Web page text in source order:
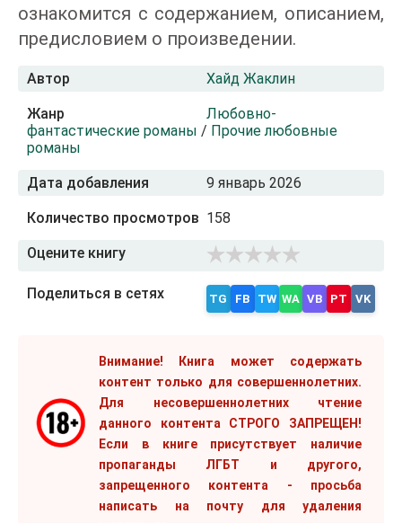
ознакомится с содержанием, описанием,
предисловием о произведении.
Автор Хайд Жаклин
Жанр
Любовно-
фантастические романы / Прочие любовные
романы
Дата добавления 9 январь 2026
Количество просмотров 158
Оцените книгу
Поделиться в сетях TG FB TW WA VB PT VK
Внимание! Книга может содержать
контент только для совершеннолетних.
Для несовершеннолетних чтение
данного контента СТРОГО ЗАПРЕЩЕН!
Если в книге присутствует наличие
пропаганды ЛГБТ и другого,
запрещенного контента - просьба
написать на почту для удаления